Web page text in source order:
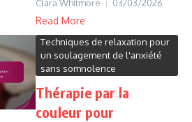
Clara Whitmore 03/03/2026
Read More
Techniques de relaxation pour
un soulagement de l'anxiété
sans somnolence
Thérapie par la
couleur pour